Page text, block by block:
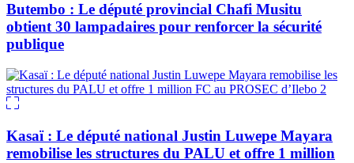
Butembo : Le député provincial Chafi Musitu
obtient 30 lampadaires pour renforcer la sécurité
publique
Kasaï : Le député national Justin Luwepe Mayara
remobilise les structures du PALU et offre 1 million